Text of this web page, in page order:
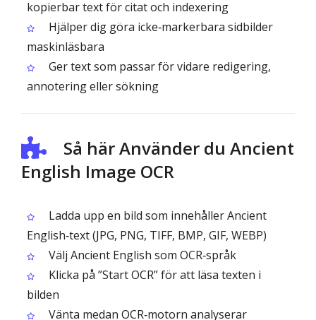
kopierbar text för citat och indexering
Hjälper dig göra icke‑markerbara sidbilder
maskinläsbara
Ger text som passar för vidare redigering,
annotering eller sökning
Så här Använder du Ancient
English Image OCR
Ladda upp en bild som innehåller Ancient
English‑text (JPG, PNG, TIFF, BMP, GIF, WEBP)
Välj Ancient English som OCR‑språk
Klicka på ”Start OCR” för att läsa texten i
bilden
Vänta medan OCR‑motorn analyserar